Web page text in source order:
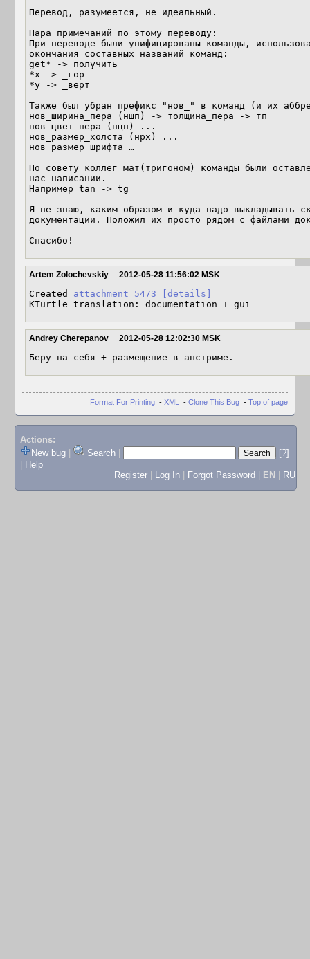
Перевод, разумеется, не идеальный.
Пара примечаний по этому переводу:
При переводе были унифицированы команды,
окончания составных названий команд:
get* -> получить_
*x -> _гор
*y -> _верт
Также был убран префикс "нов_" в команд (и их
нов_ширина_пера (ншп) -> толщина_пера -> тп
нов_цвет_пера (нцп) ...
нов_размер_холста (нрх) ...
нов_размер_шрифта …
По совету коллег мат(тригоном) команды были
нас написании.
Например tan -> tg
Я не знаю, каким образом и куда надо выкладывать
документации. Положил их просто рядом с файлами
Спасибо!
Artem Zolochevskiy 2012-05-28 11:56:02 MSK
Created attachment 5473
[details]
KTurtle translation: documentation + gui
Andrey Cherepanov 2012-05-28 12:02:30 MSK
Беру на себя + размещение в апстриме.
Format For Printing - XML - Clone This Bug - Top of page
Actions:
New bug
Search
[?]
Help
Register
Log In Forgot Password EN RU